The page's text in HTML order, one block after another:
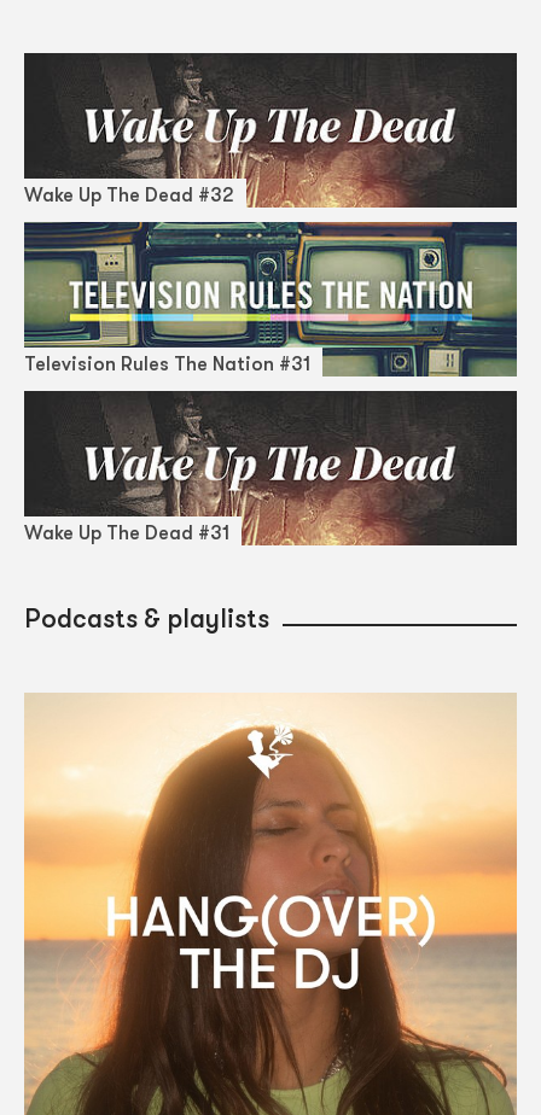
Wake Up The Dead #32
Television Rules The Nation #31
Wake Up The Dead #31
Podcasts & playlists